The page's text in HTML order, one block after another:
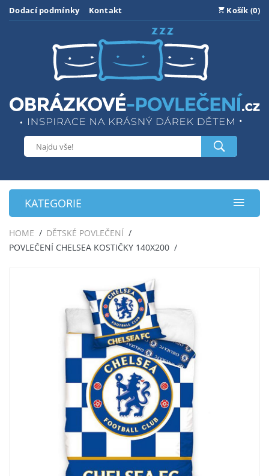
Dodací podmínky Kontakt Košík (0)
KATEGORIE
HOME
DĚTSKÉ POVLEČENÍ
POVLEČENÍ CHELSEA KOSTIČKY 140X200